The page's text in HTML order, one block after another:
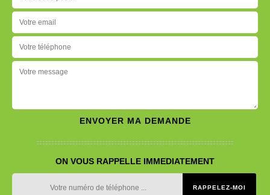
ON VOUS RAPPELLE IMMEDIATEMENT